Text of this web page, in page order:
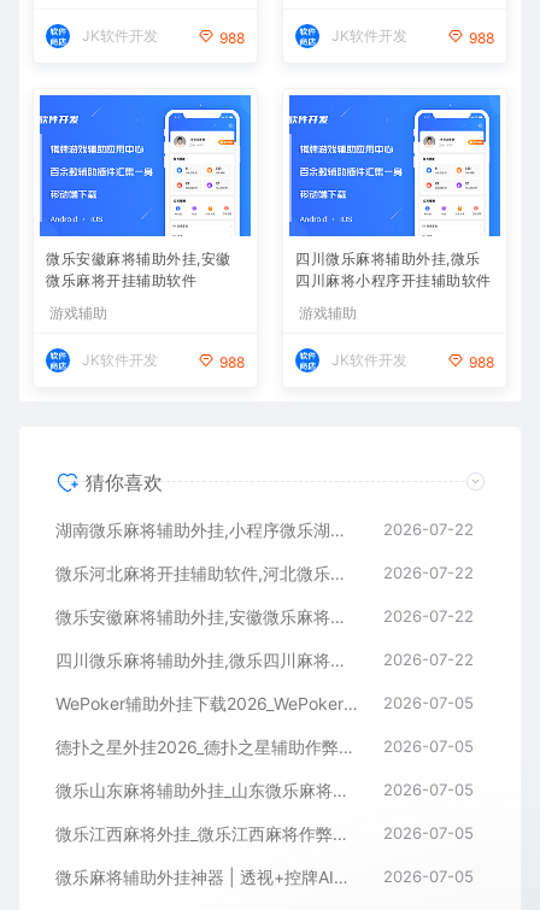
JK软件开发 988 JK软件开发 988
微乐安徽麻将辅助外挂,安徽
微乐麻将开挂辅助软件
游戏辅助
JK软件开发 988
四川微乐麻将辅助外挂,微乐
四川麻将小程序开挂辅助软件
游戏辅助
JK软件开发 988
猜你喜欢
湖南微乐麻将辅助外挂,小程序微乐湖南麻将开挂辅助软件 2026-07-22
微乐河北麻将开挂辅助软件,河北微乐麻将小程序外挂 2026-07-22
微乐安徽麻将辅助外挂,安徽微乐麻将开挂辅助软件 2026-07-22
四川微乐麻将辅助外挂,微乐四川麻将小程序开挂辅助软件 2026-07-22
WePoker辅助外挂下载2026_WePoker微扑克透视作弊软件 2026-07-05
德扑之星外挂2026_德扑之星辅助作弊软件_德扑之星透视器下载 2026-07-05
微乐山东麻将辅助外挂_山东微乐麻将作弊软件透视下载 2026-07-05
微乐江西麻将外挂_微乐江西麻将作弊辅助软件 2026-07-05
微乐麻将辅助外挂神器 | 透视+控牌AI智能辅助，轻松连胜全场！ 2026-07-05